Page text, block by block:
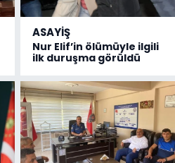
ASAYİŞ
Nur Elif’in ölümüyle ilgili
ilk duruşma görüldü